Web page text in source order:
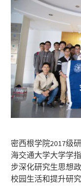
密西根学院2017级
海交通大学大学学
步深化研究生思想
校园生活和提升研